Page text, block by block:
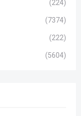
(224)
(7374)
(222)
(5604)